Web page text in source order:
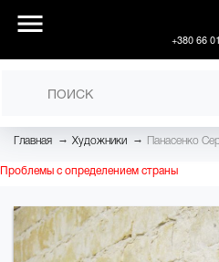
+380 66
Главная → Художники → Панасенко
Проблемы с определением страны